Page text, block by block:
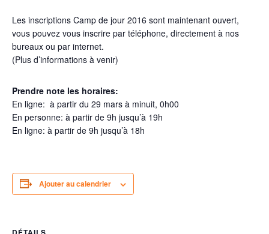
Les inscriptions Camp de jour 2016 sont maintenant ouvert,
vous pouvez vous inscrire par téléphone, directement à nos
bureaux ou par internet.
(Plus d’informations à venir)
Prendre note les horaires:
En ligne: à partir du 29 mars à minuit, 0h00
En personne: à partir de 9h jusqu’à 19h
En ligne: à partir de 9h jusqu’à 18h
Ajouter au calendrier